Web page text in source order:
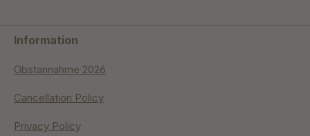
Information
Obstannahme 2026
Cancellation Policy
Privacy Policy